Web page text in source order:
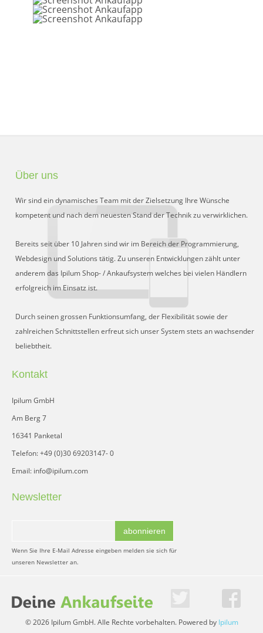
Über uns
Wir sind ein dynamisches Team mit der Zielsetzung Ihre Wünsche
kompetent und nach dem neuesten Stand der Technik zu verwirklichen.
Bereits seit über 10 Jahren sind wir im Bereich der Programmierung,
Webdesign und Solutions tätig. Zu unseren Entwicklungen zählt unter
anderem das Ipilum Shop- / Ankaufsystem welches bei vielen Händlern
erfolgreich im Einsatz ist.
Durch seinen grossen Funktionsumfang, der Flexibilität sowie der
zahlreichen Schnittstellen erfreut sich unser System stets an wachsender
beliebtheit.
Kontakt
Ipilum GmbH
Am Berg 7
16341 Panketal
Telefon: +49 (0)30 69203147- 0
Email: info@ipilum.com
Newsletter
abonnieren
Wenn Sie Ihre E-Mail Adresse eingeben melden sie sich für
unseren Newsletter an.
© 2026 Ipilum GmbH. Alle Rechte vorbehalten. Powered by Ipilum